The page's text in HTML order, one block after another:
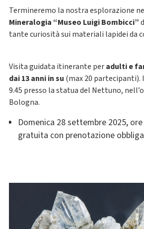
Termineremo la nostra esplorazione
Mineralogia “Museo Luigi Bombicci”
tante curiosità sui materiali lapidei da
Visita guidata itinerante peradulti e
dai 13anni in su (max 20 partecipanti). I
9.45 presso la statua del Nettuno,
Bologna.
Domenica 28 settembre 2025, ore
gratuita con prenotazione